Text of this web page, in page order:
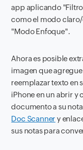
app aplicando
como el modo
"Modo Enfoque".
Ahora es posible
imagen que
reemplazar texto en
iPhone en un abrir y
documento a su
Doc Scanner y
sus notas para